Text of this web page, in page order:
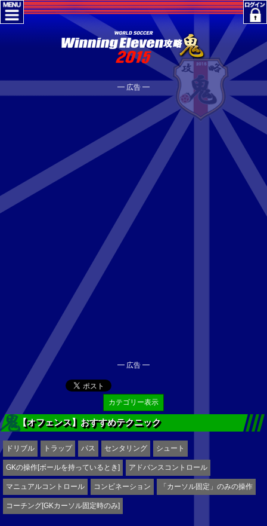
━ 広告 ━
━ 広告 ━
カテゴリー表示
【オフェンス】おすすめテクニック
ドリブル トラップ パス センタリング シュート
GKの操作[ボールを持っているとき] アドバンスコントロール
マニュアルコントロール コンビネーション 「カーソル固定」のみの操作
コーチング[GKカーソル固定時のみ]